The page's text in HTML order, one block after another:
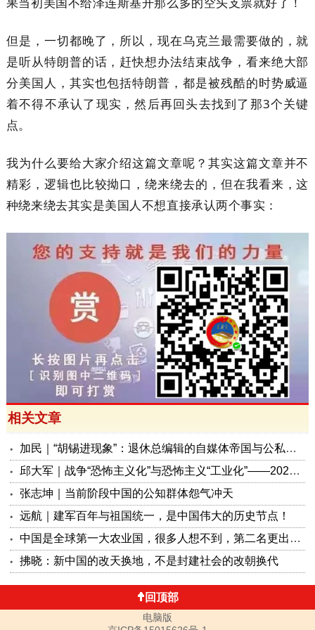
但是，一切都晚了，所以，现在乌克兰最需要做的，就
是听从特朗普的话，赶快想办法结束战争，看来绝大部
分美国人，其实也包括特朗普，都是被残酷的时势威逼
着不得不承认了现实，然后再回头去找到了那3个关键
点。
我为什么要给大家介绍这篇文章呢？其实这篇文章并不
精彩，逻辑也比较拗口，绕来绕去的，但在我看来，这
种绕来绕去其实是美国人不想直接承认两个事实：
相关文章
加民｜“胡锡进现象”：退休总编辑的自媒体帝国与公私边界之问
邱大军｜战争“恐怖主义化”与恐怖主义“工业化”——2026年混合冲突模式观察报告
张志坤｜当前阶段中国的公知群体怨气冲天
远航｜建军百年与祖国统一，是中国伟大的历史节点！
中国是全球第一大农业国，很多人想不到，第二名更出人意料
拂晓：新中国的改天换地，不是封建社会的改朝换代
回顶部
电脑版